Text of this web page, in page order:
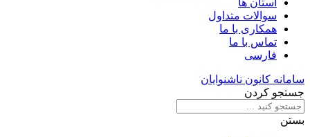
سوالات متداول
همکاری با ما
تماس با ما
فارسی
سامانه کانون ناشنوایان
جستجو کردن
بستن